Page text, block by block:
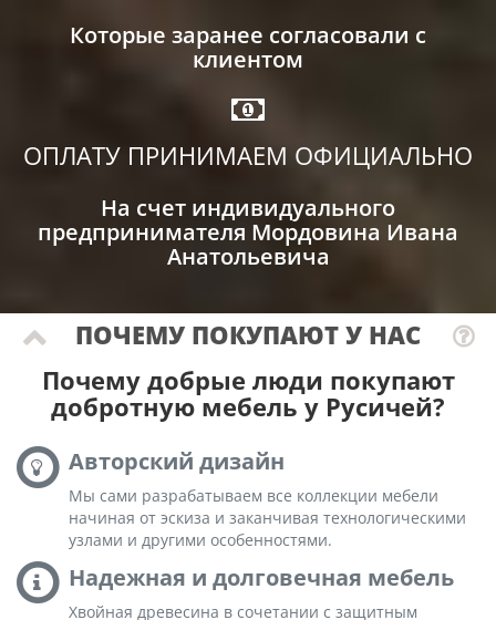
Которые заранее согласовали с
клиентом
ОПЛАТУ ПРИНИМАЕМ ОФИЦИАЛЬНО
На счет индивидуального
предпринимателя Мордовина Ивана
Анатольевича
ПОЧЕМУ ПОКУПАЮТ У НАС
Почему добрые люди покупают
добротную мебель у Русичей?
Авторский дизайн
Мы сами разрабатываем все коллекции мебели
начиная от эскиза и заканчивая технологическими
узлами и другими особенностями.
Надежная и долговечная мебель
Хвойная древесина в сочетании с защитным